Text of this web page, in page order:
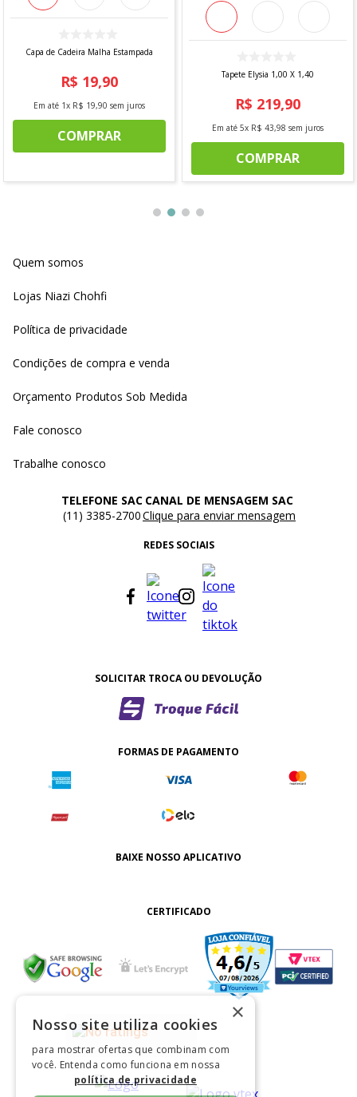
Capa de Cadeira Malha Estampada
R$ 19,90
Em até 1x R$ 19,90 sem juros
COMPRAR
Tapete Elysia 1,00 X 1,40
R$ 219,90
Em até 5x R$ 43,98 sem juros
COMPRAR
Quem somos
Lojas Niazi Chohfi
Política de privacidade
Condições de compra e venda
Orçamento Produtos Sob Medida
Fale conosco
Trabalhe conosco
TELEFONE SAC
(11) 3385-2700
CANAL DE MENSAGEM SAC
Clique para enviar mensagem
REDES SOCIAIS
SOLICITAR TROCA OU DEVOLUÇÃO
FORMAS DE PAGAMENTO
BAIXE NOSSO APLICATIVO
CERTIFICADO
×
Nosso site utiliza cookies
para mostrar ofertas que combinam com
você. Entenda como funciona em nossa
política de privacidade